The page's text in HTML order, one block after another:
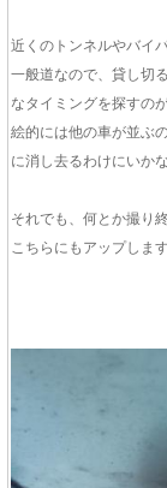
近くのトンネルやバイ
一般道なので、貸し切
なタイミングを探すの
絵的には他の車が並ぶ
に消し去るわけにいか
それでも、何とか撮り
こちらにもアップしま